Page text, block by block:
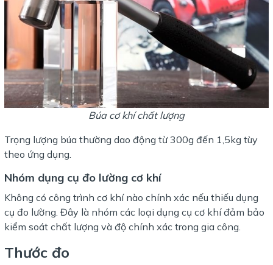
Búa cơ khí chất lượng
Trọng lượng búa thường dao động từ 300g đến 1,5kg tùy
theo ứng dụng.
Nhóm dụng cụ đo lường cơ khí
Không có công trình cơ khí nào chính xác nếu thiếu dụng
cụ đo lường. Đây là nhóm các loại dụng cụ cơ khí đảm bảo
kiểm soát chất lượng và độ chính xác trong gia công.
Thước đo